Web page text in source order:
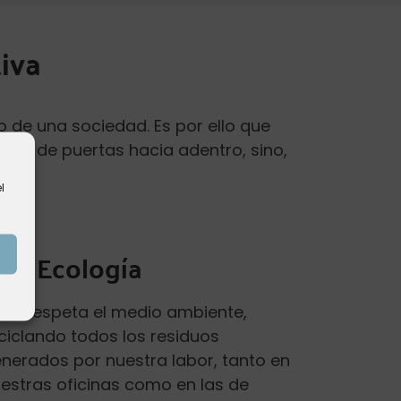
una sociedad. Es por ello que
de puertas hacia adentro, sino,
Ecología
respeta el medio ambiente,
todos los residuos
por nuestra labor, tanto en
oficinas como en las de